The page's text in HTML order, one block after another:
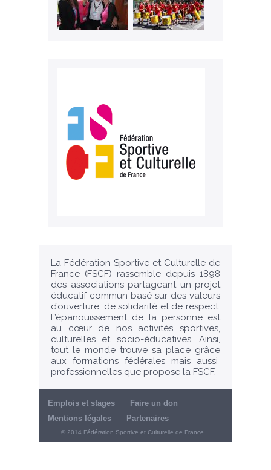
La Fédération Sportive et Culturelle de
France (FSCF) rassemble depuis 1898
des associations partageant un projet
éducatif commun basé sur des valeurs
d’ouverture, de solidarité et de respect.
L’épanouissement de la personne est
au cœur de nos activités sportives,
culturelles et socio-éducatives. Ainsi,
tout le monde trouve sa place grâce
aux formations fédérales mais aussi
professionnelles que propose la FSCF.
Emplois et stages
Faire un don
Mentions légales
Partenaires
© 2014 Fédération Sportive et Culturelle de France